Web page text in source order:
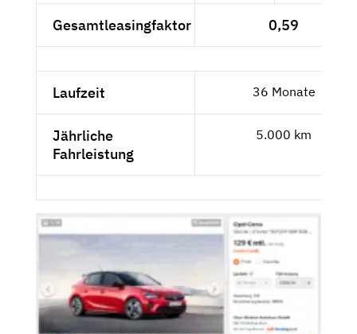
Gesamtleasingfaktor 0,59
Laufzeit 36 Monate
Jährliche
Fahrleistung
5.000 km